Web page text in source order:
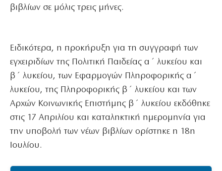
βιβλίων σε μόλις τρεις μήνες.
Ειδικότερα, η προκήρυξη για τη συγγραφή των
εγχειριδίων της Πολιτική Παιδείας α΄ λυκείου και
β΄ λυκείου, των Εφαρμογών Πληροφορικής α΄
λυκείου, της Πληροφορικής β΄ λυκείου και των
Αρχών Κοινωνικής Επιστήμης β΄ λυκείου εκδόθηκε
στις 17 Απριλίου και καταληκτική ημερομηνία για
την υποβολή των νέων βιβλίων ορίστηκε η 18η
Ιουλίου.